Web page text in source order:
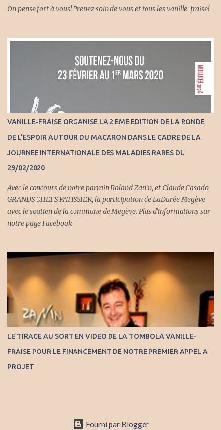
On pense fort à vous! Prenez soin de vous et tous les vanille-fraise!
VANILLE-FRAISE ORGANISE LA 2 EME EDITION DE LA RONDE
DE L'ESPOIR AUTOUR DU MACARON DANS LE CADRE DE LA
JOURNEE INTERNATIONALE DES MALADIES RARES DU
29/02/2020
Avec le concours de notre parrain Roland Zanin, et Claude Casado
GRANDS CHEFS PATISSIER, la participation de LaDurée Megève
avec le soutien de la commune de Megève. Plus d'informations sur
notre page Facebook
LE TIRAGE AU SORT EN VIDEO DE LA TOMBOLA VANILLE-
FRAISE POUR LE FINANCEMENT DE NOTRE PREMIER APPEL A
PROJET
Fourni par Blogger